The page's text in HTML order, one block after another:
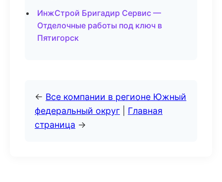
ИнжСтрой Бригадир Сервис —
Отделочные работы под ключ в
Пятигорск
← Все компании в регионе Южный
федеральный округ
Главная
страница →